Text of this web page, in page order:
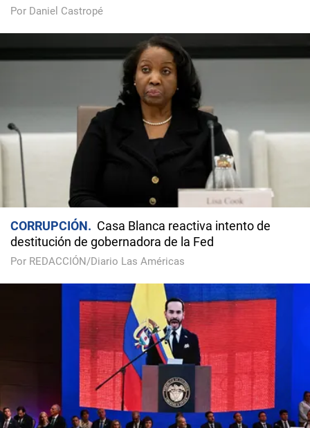
Por Daniel Castropé
CORRUPCIÓN
Casa Blanca reactiva intento de
destitución de gobernadora de la Fed
Por REDACCIÓN/Diario Las Américas